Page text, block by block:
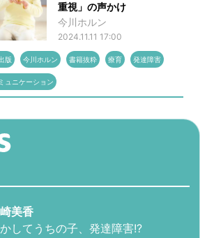
重視」の声かけ
今川ホルン
2024.11.11 17:00
版 今川ホルン 書籍抜粋 療育 発達障害
ュニケーション
美香
してうちの子、発達障害!?